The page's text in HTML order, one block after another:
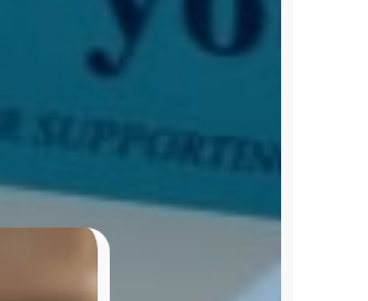
View All Features